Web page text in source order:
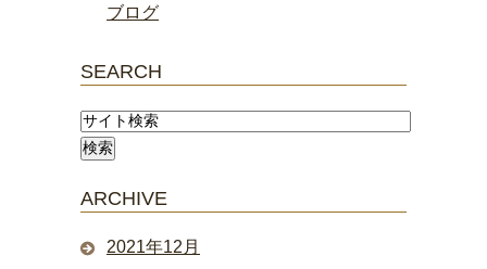
ブログ
SEARCH
ARCHIVE
2021年12月